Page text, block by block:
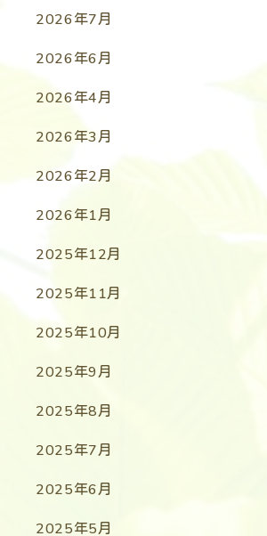
2026年7月
2026年6月
2026年4月
2026年3月
2026年2月
2026年1月
2025年12月
2025年11月
2025年10月
2025年9月
2025年8月
2025年7月
2025年6月
2025年5月